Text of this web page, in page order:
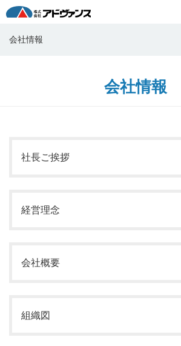
会社情報
会社情報
社長ご挨拶
経営理念
会社概要
組織図